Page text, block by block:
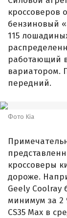
кроссоверов
бензиновый
115
работающий
вариатором.
передний.
Фото Kia
кроссоверы
дороже.
Geely Coolray
минимум за 2
CS35 Max в